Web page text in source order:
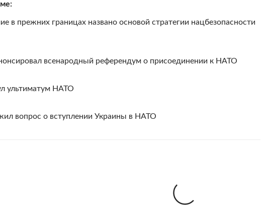
в прежних границах названо основой стратегии нацбезопасности
всенародный референдум о присоединении к НАТО
ультиматум НАТО
вопрос о вступлении Украины в НАТО